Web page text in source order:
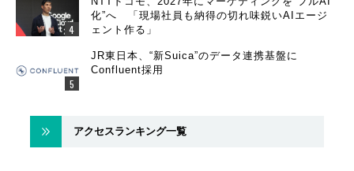
化”へ 「現場社員も納得の切れ味鋭いAIエージ
ェント作る」
JR東日本、“新Suica”のデータ連携基盤に
Confluent採用
アクセスランキング一覧